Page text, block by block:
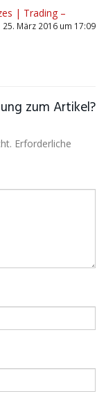
| Trading –
25. März 2016 um 17:09
zum Artikel?
Erforderliche